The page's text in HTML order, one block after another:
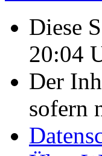
Diese
20:04
Der
sofern